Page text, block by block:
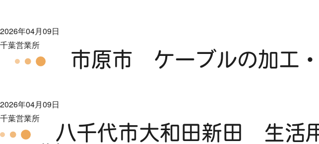
2026年04月09日
千葉営業所
市原市 ケーブルの加工
2026年04月09日
千葉営業所
八千代市大和田新田 生活